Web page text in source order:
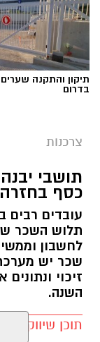
תיקון והתקנה
בדרום
צרכנות
תושבי
כסף
עובדים
תלוש השכר
לחשבון
שכר יש
זיכוי
השנה.
תוכן שיווקי / 12:58 03.08.26